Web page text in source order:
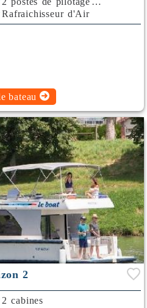
Rafraichisseur d'Air
bateau
2
2 cabines